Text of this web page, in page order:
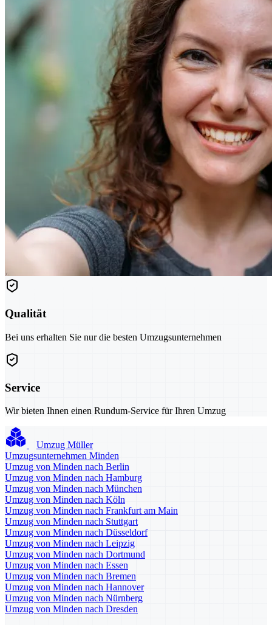
Qualität
Bei uns erhalten Sie nur die besten Umzugsunternehmen
Service
Wir bieten Ihnen einen Rundum-Service für Ihren Umzug
Umzug Müller
Umzugsunternehmen Minden
Umzug von Minden nach Berlin
Umzug von Minden nach Hamburg
Umzug von Minden nach München
Umzug von Minden nach Köln
Umzug von Minden nach Frankfurt am Main
Umzug von Minden nach Stuttgart
Umzug von Minden nach Düsseldorf
Umzug von Minden nach Leipzig
Umzug von Minden nach Dortmund
Umzug von Minden nach Essen
Umzug von Minden nach Bremen
Umzug von Minden nach Hannover
Umzug von Minden nach Nürnberg
Umzug von Minden nach Dresden